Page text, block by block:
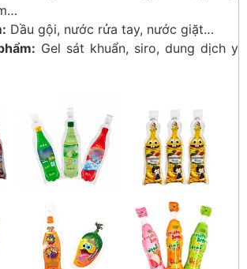
Dầu gội, nước rửa tay, nước giặt…
Gel sát khuẩn, siro, dung dịch y